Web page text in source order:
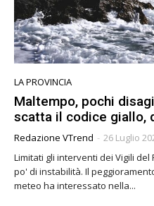
LA PROVINCIA
Maltempo, pochi
scatta il codice giallo,
Redazione VTrend - 26 Luglio
Limitati gli interventi dei Vigili
po' di instabilità. Il peggioramento annunciato dalle previsioni
meteo ha interessato nella...